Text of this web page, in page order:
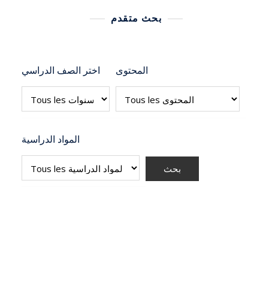
بحث متقدم
اختر الصف الدراسي المحتوى
المواد الدراسية